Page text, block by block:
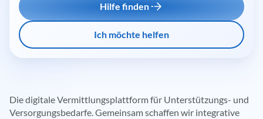
Hilfe finden
Ich möchte helfen
Die digitale Vermittlungsplattform für Unterstützungs- und
Versorgungsbedarfe. Gemeinsam schaffen wir integrative